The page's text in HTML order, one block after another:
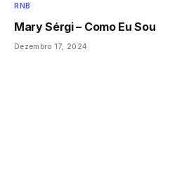
RNB
Mary Sérgi – Como Eu Sou
Dezembro 17, 2024